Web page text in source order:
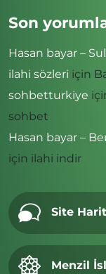
Son
Hasan bayar –
ilahi sözleri için
sohbetturkiye
sohbet
Hasan bayar –
için ilahi indir
Site
Menzil